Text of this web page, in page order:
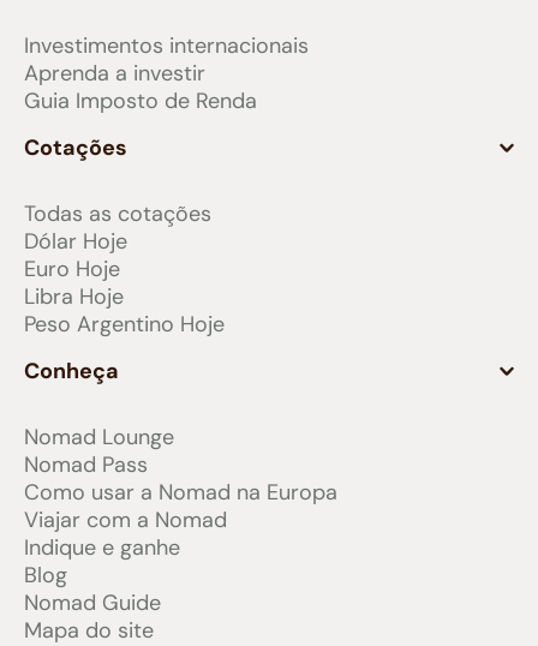
Investimentos internacionais
Aprenda a investir
Guia Imposto de Renda
Cotações
Todas as cotações
Dólar Hoje
Euro Hoje
Libra Hoje
Peso Argentino Hoje
Conheça
Nomad Lounge
Nomad Pass
Como usar a Nomad na Europa
Viajar com a Nomad
Indique e ganhe
Blog
Nomad Guide
Mapa do site